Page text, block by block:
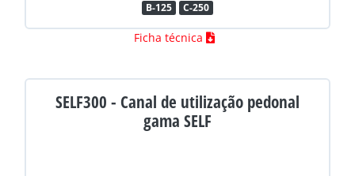
B-125 C-250
Ficha técnica
SELF300 - Canal de utilização pedonal
gama SELF